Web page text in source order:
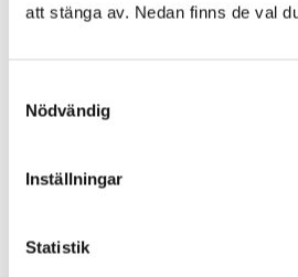
att stänga av. Nedan finns de val
Nödvändig
Inställningar
Statistik
och på platsen.
Som privatperson får du endast
kvistar) på din egen tomt utan
Om det är en större brasa, eller
allmän sammankomst/offentlig